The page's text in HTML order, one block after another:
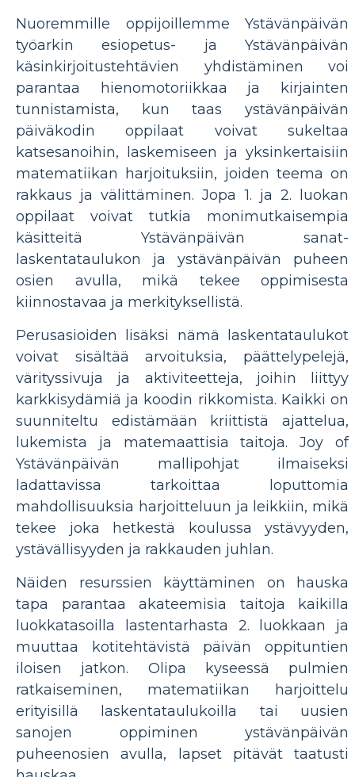
Nuoremmille oppijoillemme Ystävänpäivän
työarkin esiopetus- ja Ystävänpäivän
käsinkirjoitustehtävien yhdistäminen voi
parantaa hienomotoriikkaa ja kirjainten
tunnistamista, kun taas ystävänpäivän
päiväkodin oppilaat voivat sukeltaa
katsesanoihin, laskemiseen ja yksinkertaisiin
matematiikan harjoituksiin, joiden teema on
rakkaus ja välittäminen. Jopa 1. ja 2. luokan
oppilaat voivat tutkia monimutkaisempia
käsitteitä Ystävänpäivän sanat-
laskentataulukon ja ystävänpäivän puheen
osien avulla, mikä tekee oppimisesta
kiinnostavaa ja merkityksellistä.
Perusasioiden lisäksi nämä laskentataulukot
voivat sisältää arvoituksia, päättelypelejä,
värityssivuja ja aktiviteetteja, joihin liittyy
karkkisydämiä ja koodin rikkomista. Kaikki on
suunniteltu edistämään kriittistä ajattelua,
lukemista ja matemaattisia taitoja. Joy of
Ystävänpäivän mallipohjat ilmaiseksi
ladattavissa tarkoittaa loputtomia
mahdollisuuksia harjoitteluun ja leikkiin, mikä
tekee joka hetkestä koulussa ystävyyden,
ystävällisyyden ja rakkauden juhlan.
Näiden resurssien käyttäminen on hauska
tapa parantaa akateemisia taitoja kaikilla
luokkatasoilla lastentarhasta 2. luokkaan ja
muuttaa kotitehtävistä päivän oppituntien
iloisen jatkon. Olipa kyseessä pulmien
ratkaiseminen, matematiikan harjoittelu
erityisillä laskentataulukoilla tai uusien
sanojen oppiminen ystävänpäivän
puheenosien avulla, lapset pitävät taatusti